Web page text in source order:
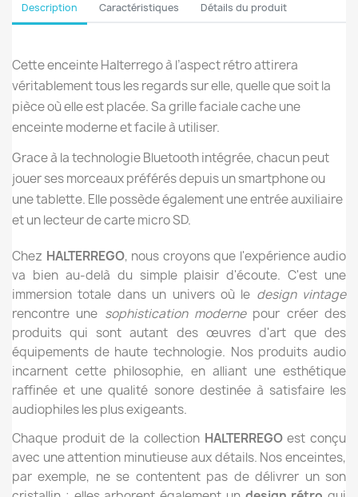
Description Caractéristiques Détails du produit
Cette enceinte Halterrego à l’aspect rétro attirera
véritablement tous les regards sur elle, quelle que soit la
pièce où elle est placée. Sa grille faciale cache une
enceinte moderne et facile à utiliser.
Grace à la technologie Bluetooth intégrée, chacun peut
jouer ses morceaux préférés depuis un smartphone ou
une tablette. Elle possède également une entrée auxiliaire
et un lecteur de carte micro SD.
Chez HALTERREGO, nous croyons que l'expérience audio
va bien au-delà du simple plaisir d'écoute. C'est une
immersion totale dans un univers où le design vintage
rencontre une sophistication modernepour créer des
produits qui sont autant des œuvres d'art que des
équipements de haute technologie. Nos produits audio
incarnent cette philosophie, en alliant une esthétique
raffinée et une qualité sonore destinée à satisfaire les
audiophiles les plus exigeants.
Chaque produit de la collection HALTERREGOest conçu
avec une attention minutieuse aux détails. Nos enceintes,
par exemple, ne se contentent pas de délivrer un son